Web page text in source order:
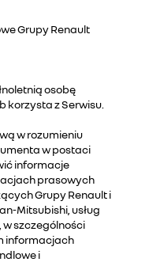
Grupy Renault
osobę
korzysta z Serwisu.
w rozumieniu
w postaci
informacje
prasowych
Grupy Renault i
Mitsubishi, usług
w szczególności
informacjach
i